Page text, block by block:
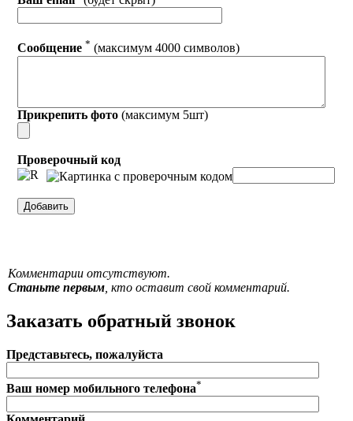
Сообщение * (максимум 4000 символов)
Прикрепить фото (максимум 5шт)
Проверочный код
Комментарии отсутствуют.
Станьте первым, кто оставит свой комментарий.
Заказать обратный звонок
Представьтесь, пожалуйста
Ваш номер мобильного телефона*